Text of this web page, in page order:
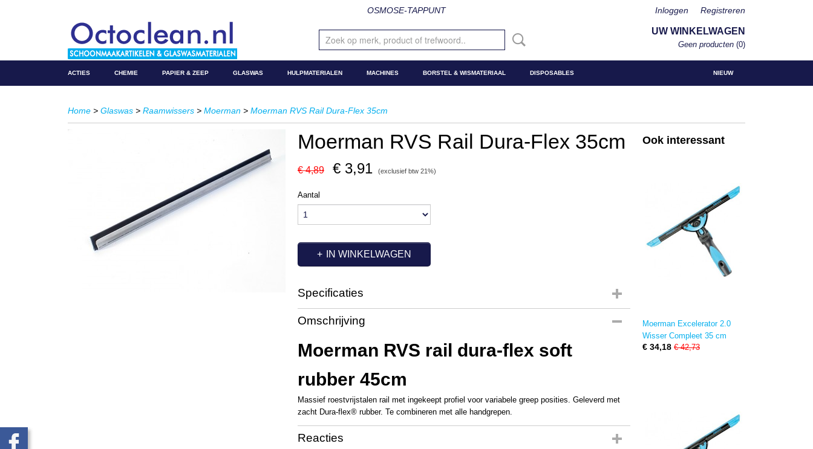
OSMOSE-TAPPUNT Inloggen Registreren
UW WINKELWAGEN
Geen producten (0)
NIEUW
ACTIES CHEMIE PAPIER & ZEEP GLASWAS HULPMATERIALEN MACHINES BORSTEL & WISMATERIAAL DISPOSABLES
Home > Glaswas > Raamwissers > Moerman > Moerman RVS Rail Dura-Flex 35cm
Moerman RVS Rail Dura-Flex 35cm
€ 4,89 € 3,91 (exclusief btw 21%)
Aantal
IN WINKELWAGEN
Specificaties
Productcode
Productcode leverancier
Omschrijving
Moerman RVS rail dura-flex soft
rubber 45cm
Massief roestvrijstalen rail met ingekeept profiel voor variabele greep posities. Geleverd met
zacht Dura-flex® rubber. Te combineren met alle handgrepen.
Reacties
Ook interessant
Moerman Excelerator 2.0
Wisser Compleet 35 cm
€ 34,18 € 42,73